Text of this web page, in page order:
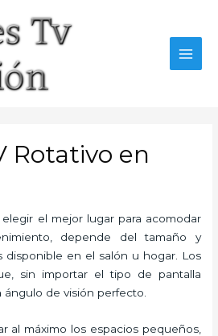
Rotativo en
el mejor lugar para acomodar
depende del tamaño y
disponible en el salón u hogar. Los
sin importar el tipo de pantalla
de visión perfecto.
al máximo los espacios pequeños,